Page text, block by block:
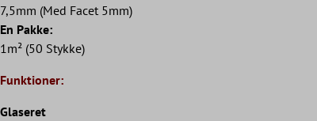
7,5mm (Med Facet 5mm)
En Pakke:
1m² (50 Stykke)
Funktioner:
Glaseret